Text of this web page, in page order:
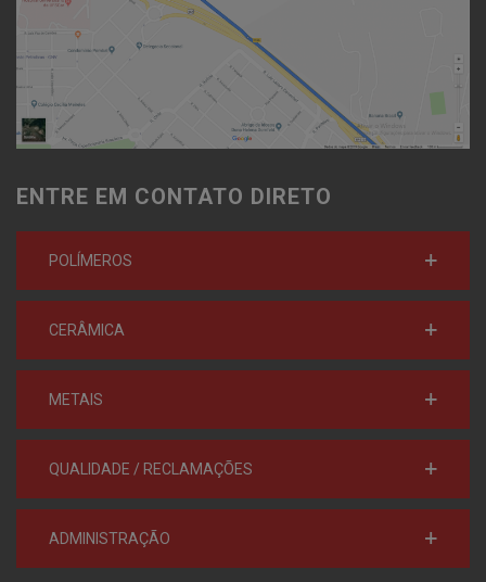
ENTRE EM CONTATO DIRETO
POLÍMEROS
CERÂMICA
METAIS
QUALIDADE / RECLAMAÇÕES
ADMINISTRAÇÃO